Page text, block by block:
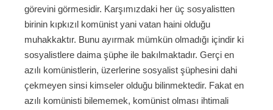
görevini görmesidir. Karşımızdaki her üç sosyalistten
birinin kıpkızıl komünist yani vatan haini olduğu
muhakkaktır. Bunu ayırmak mümkün olmadığı içindir ki
sosyalistlere daima şüphe ile bakılmaktadır. Gerçi en
azılı komünistlerin, üzerlerine sosyalist şüphesini dahi
çekmeyen sinsi kimseler olduğu bilinmektedir. Fakat en
azılı komünisti bilememek, komünist olması ihtimali